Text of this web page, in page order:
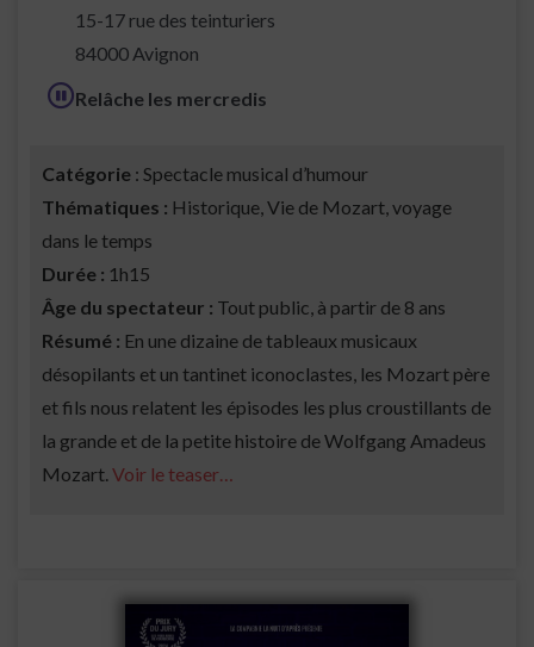
15-17 rue des teinturiers
84000 Avignon
Relâche les mercredis
Catégorie : Spectacle musical d’humour
Thématiques : Historique, Vie de Mozart, voyage
dans le temps
Durée : 1h15
Âge du spectateur : Tout public, à partir de 8 ans
Résumé : En une dizaine de tableaux musicaux
désopilants et un tantinet iconoclastes, les Mozart père
et fils nous relatent les épisodes les plus croustillants de
la grande et de la petite histoire de Wolfgang Amadeus
Mozart.Voir le teaser…